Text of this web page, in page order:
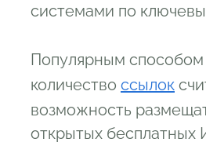
системами по
Популярным способом
количество ссылок
возможность
открытых бесплатных